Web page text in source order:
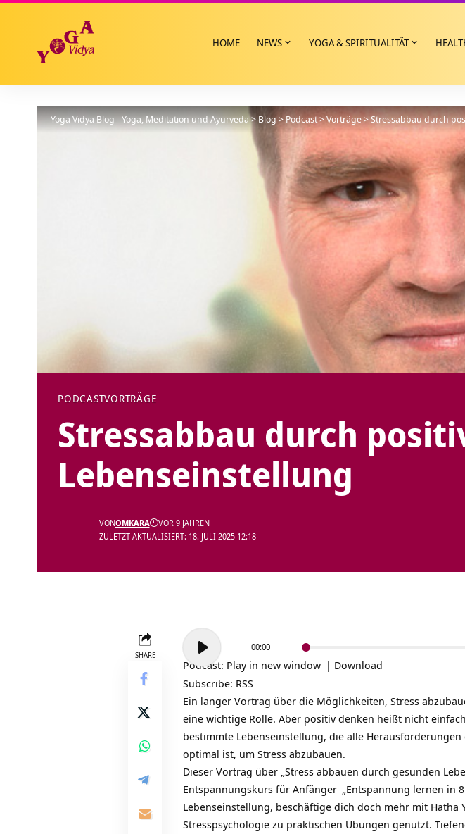
HOME NEWS YOGA & SPIRITUALITÄT
Yoga Vidya Blog - Yoga, Meditation und Ayurveda>Blog>Podcast>Vorträge>Stressabbau durch
PODCASTVORTRÄGE
Stressabbau durch
Lebenseinstellung
ZULETZT AKTUALISIERT: 18. JULI 2025 12:18
VONOMKARA VOR 9 JAHREN
SHARE
Audio-
Player
00:00
Podcast: Play in new window | Download
Subscribe: RSS
Ein langer Vortrag über die Möglichkeiten, Stress
eine wichtige Rolle. Aber positiv denken heißt nicht
bestimmte Lebenseinstellung, die alle
optimal ist, um Stress abzubauen.
Dieser Vortrag über „Stress abbauen durch gesunden
Entspannungskurs für Anfänger „Entspannung lernen in
Lebenseinstellung, beschäftige dich doch mehr mit Hatha
Stresspsychologie zu praktischen Übungen genutzt.